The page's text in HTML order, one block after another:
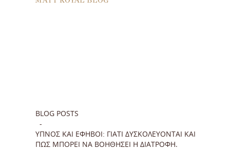
BLOG POSTS
ΎΠΝΟΣ ΚΑΙ ΈΦΗΒΟΙ: ΓΙΑΤΊ ΔΥΣΚΟΛΕΎΟΝΤΑΙ ΚΑΙ
ΠΏΣ ΜΠΟΡΕΊ ΝΑ ΒΟΗΘΉΣΕΙ Η ΔΙΑΤΡΟΦΉ.